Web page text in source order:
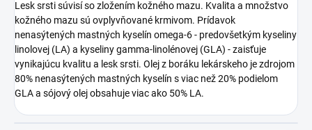
Lesk srsti súvisí so zložením kožného mazu. Kvalita a množstvo
kožného mazu sú ovplyvňované krmivom. Prídavok
nenasýtených mastných kyselín omega-6 - predovšetkým kyseliny
linolovej (LA) a kyseliny gamma-linolénovej (GLA) - zaisťuje
vynikajúcu kvalitu a lesk srsti. Olej z boráku lekárskeho je zdrojom
80% nenasýtených mastných kyselín s viac než 20% podielom
GLA a sójový olej obsahuje viac ako 50% LA.